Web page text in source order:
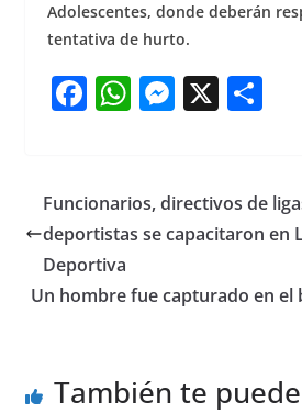
Adolescentes, donde deberán
tentativa de hurto.
F
e
b
o
o
W
s
A
p
M
e
n
er
X S
e
Funcionarios, directivos de
deportistas se capacitaron en
Deportiva
Un hombre fue capturado en el
También te